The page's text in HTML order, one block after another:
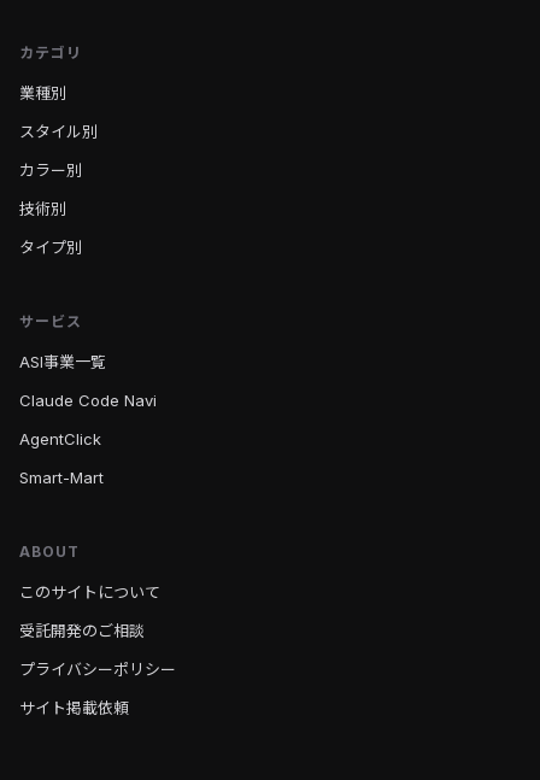
カテゴリ
業種別
スタイル別
カラー別
技術別
タイプ別
サービス
ASI事業一覧
Claude Code Navi
AgentClick
Smart-Mart
ABOUT
このサイトについて
受託開発のご相談
プライバシーポリシー
サイト掲載依頼